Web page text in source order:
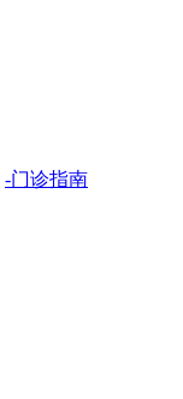
-门诊指南